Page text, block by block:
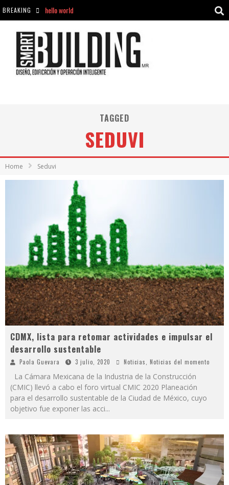
BREAKING hello world
hello world
TAGGED
SEDUVI
Home Seduvi
CDMX, lista para retomar actividades e impulsar el
desarrollo sustentable
Paola Guevara 3 julio, 2020 Noticias, Noticias del momento
La Cámara Mexicana de la Industria de la Construcción
(CMIC) llevó a cabo el foro virtual CMIC 2020 Planeación
para el desarrollo sustentable de la Ciudad de México, cuyo
objetivo fue exponer las acci...